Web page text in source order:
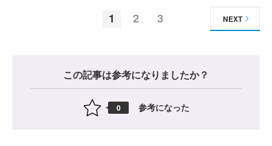
1 2 3 NEXT
この記事は参考になりましたか？
0 参考になった